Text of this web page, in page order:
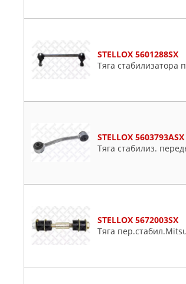
STELLOX 5601288SX
Тяга стабилизатора
STELLOX 5603793ASX
Тяга стабилиз.
STELLOX 5672003SX
Тяга